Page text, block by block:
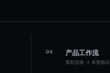
04 产品工作流
素材连接 → 多图输出